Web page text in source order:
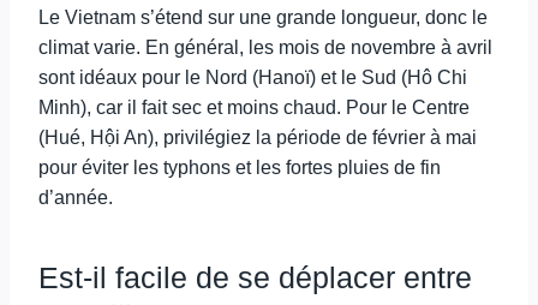
Le Vietnam s’étend sur une grande longueur, donc le
climat varie. En général, les mois de novembre à avril
sont idéaux pour le Nord (Hanoï) et le Sud (Hô Chi
Minh), car il fait sec et moins chaud. Pour le Centre
(Hué, Hội An), privilégiez la période de février à mai
pour éviter les typhons et les fortes pluies de fin
d’année.
Est-il facile de se déplacer entre